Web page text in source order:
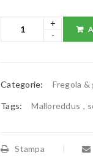
Categorie: Fregola
Tags: Malloreddus ,
Stampa